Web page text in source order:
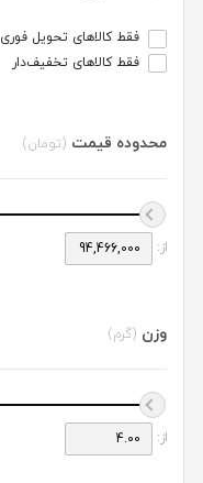
فقط کالاهای تحویل فوری
فقط کالاهای تخفیف‌دار
محدوده قیمت (تومان)
از:
وزن (گرم)
از: